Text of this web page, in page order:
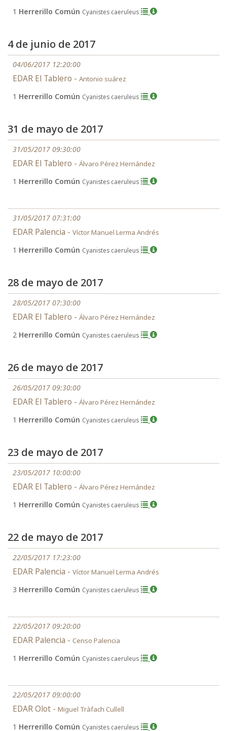
1 Herrerillo Común Cyanistes caeruleus
4 de junio de 2017
04/06/2017 12:20:00
EDAR El Tablero - Antonio suárez
1 Herrerillo Común Cyanistes caeruleus
31 de mayo de 2017
31/05/2017 09:30:00
EDAR El Tablero - Álvaro Pérez Hernández
1 Herrerillo Común Cyanistes caeruleus
31/05/2017 07:31:00
EDAR Palencia - Víctor Manuel Lerma Andrés
1 Herrerillo Común Cyanistes caeruleus
28 de mayo de 2017
28/05/2017 07:30:00
EDAR El Tablero - Álvaro Pérez Hernández
2 Herrerillo Común Cyanistes caeruleus
26 de mayo de 2017
26/05/2017 09:30:00
EDAR El Tablero - Álvaro Pérez Hernández
1 Herrerillo Común Cyanistes caeruleus
23 de mayo de 2017
23/05/2017 10:00:00
EDAR El Tablero - Álvaro Pérez Hernández
1 Herrerillo Común Cyanistes caeruleus
22 de mayo de 2017
22/05/2017 17:23:00
EDAR Palencia - Víctor Manuel Lerma Andrés
3 Herrerillo Común Cyanistes caeruleus
22/05/2017 09:20:00
EDAR Palencia - Censo Palencia
1 Herrerillo Común Cyanistes caeruleus
22/05/2017 09:00:00
EDAR Olot - Miguel Tràfach Cullell
1 Herrerillo Común Cyanistes caeruleus